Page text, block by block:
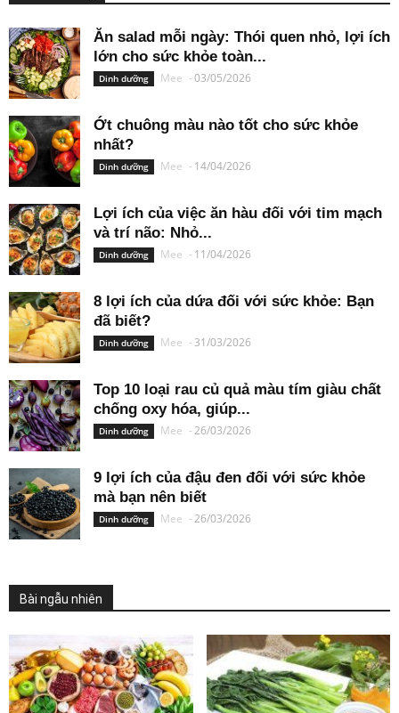
Ăn salad mỗi ngày: Thói quen nhỏ, lợi ích
lớn cho sức khỏe toàn...
Dinh dưỡng Mee -03/05/2026
Ớt chuông màu nào tốt cho sức khỏe
nhất?
Dinh dưỡng Mee - 14/04/2026
Lợi ích của việc ăn hàu đối với tim mạch
và trí não: Nhỏ...
Dinh dưỡng Mee - 11/04/2026
8 lợi ích của dứa đối với sức khỏe: Bạn
đã biết?
Dinh dưỡng Mee - 31/03/2026
Top 10 loại rau củ quả màu tím giàu chất
chống oxy hóa, giúp...
Dinh dưỡng Mee -26/03/2026
9 lợi ích của đậu đen đối với sức khỏe
mà bạn nên biết
Dinh dưỡng Mee -26/03/2026
Bài ngẫu nhiên